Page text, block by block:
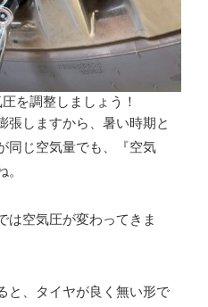
を調整しましょう！
張しますから、暑い時期と
同じ空気量でも、『空気
は空気圧が変わってきま
と、タイヤが良く無い形で